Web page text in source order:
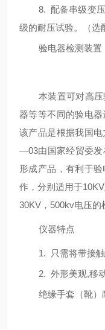
8. 配备串级变
级的耐压试验。（选
验电器检测装置
本装置可对高
器等等不同的验电器
该产品是根据我国
—03由国家经贸委
形成产品，有利于
作，分别适用于10KV
30KV ， 500kv电压的
仪器特点
1.
只需将带接
2. 外形美观,移
绝缘手套（靴）